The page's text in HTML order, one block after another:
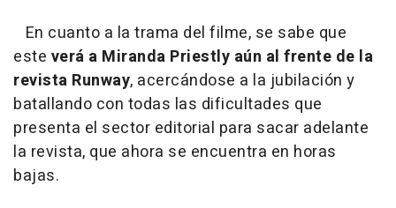
En cuanto a la trama del filme, se sabe que
este verá a Miranda Priestly aún al frente de la
revista Runway, acercándose a la jubilación y
batallando con todas las dificultades que
presenta el sector editorial para sacar adelante
la revista, que ahora se encuentra en horas
bajas.